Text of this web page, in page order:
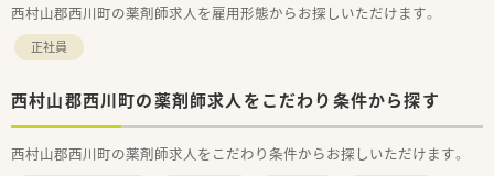
西村山郡西川町の薬剤師求人を雇用形態からお探しいただけます。
正社員
西村山郡西川町の薬剤師求人をこだわり条件から探す
西村山郡西川町の薬剤師求人をこだわり条件からお探しいただけます。